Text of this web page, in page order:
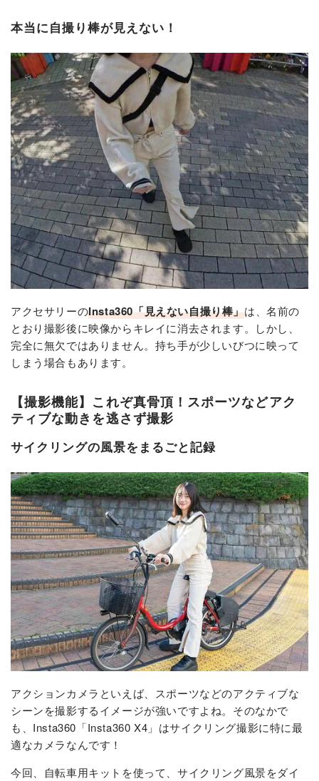
本当に自撮り棒が見えない！
アクセサリーのInsta360「見えない自撮り棒」は、名前の
とおり撮影後に映像からキレイに消去されます。しかし、
完全に無欠ではありません。持ち手が少しいびつに映って
しまう場合もあります。
【撮影機能】これぞ真骨頂！スポーツなどアク
ティブな動きを逃さず撮影
サイクリングの風景をまるごと記録
アクションカメラといえば、スポーツなどのアクティブな
シーンを撮影するイメージが強いですよね。そのなかで
も、Insta360「Insta360 X4」はサイクリング撮影に特に最
適なカメラなんです！
今回、自転車用キットを使って、サイクリング風景をダイ